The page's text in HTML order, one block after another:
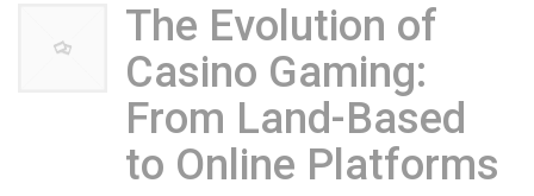
The Evolution of
Casino Gaming:
From Land-Based
to Online Platforms